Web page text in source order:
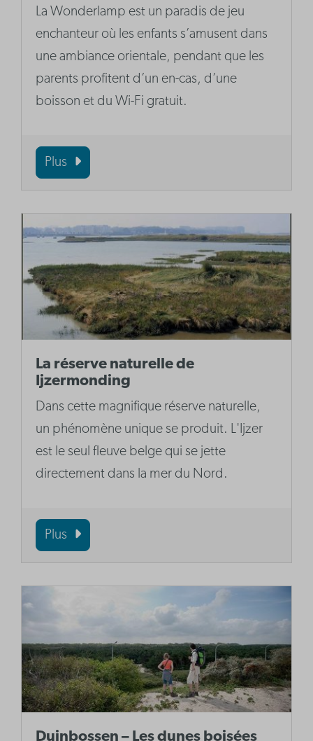
La Wonderlamp est un paradis de jeu
enchanteur où les enfants s’amusent dans
une ambiance orientale, pendant que les
parents profitent d’un en-cas, d’une
boisson et du Wi-Fi gratuit.
Plus
La réserve naturelle de
Ijzermonding
Dans cette magnifique réserve naturelle,
un phénomène unique se produit. L'Ijzer
est le seul fleuve belge qui se jette
directement dans la mer du Nord.
Plus
Duinbossen – Les dunes boisées